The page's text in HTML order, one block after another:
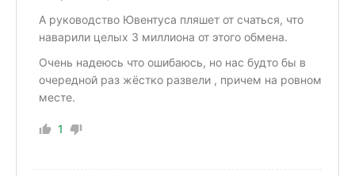
А руководство Ювентуса пляшет от счаться, что
наварили целых 3 миллиона от этого обмена.
Очень надеюсь что ошибаюсь, но нас будто бы в
очередной раз жёстко развели , причем на ровном
месте.
1